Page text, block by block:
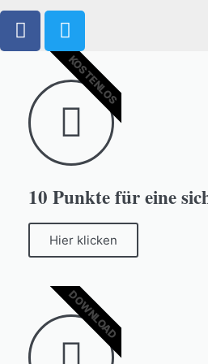
10 Punkte für eine
Hier klicken
KOSTENLOS
DOWNLOAD